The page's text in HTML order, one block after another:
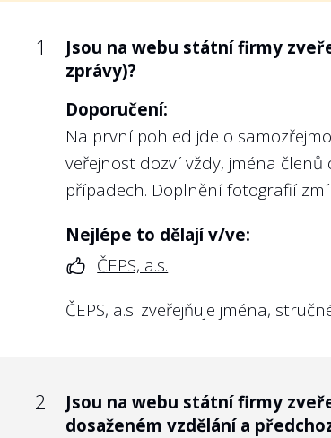
jsou firmě, resp. jejímu
Např. u státních podniků takovou
Kromě toho existenci vlastnické
kterým vláda přijala Zásady
státu včetně státních podniků a
pro účely nastavení politiky
dlouhodobé udržitelnosti
Nejlépe to dělají v/ve:
Vojenských lesích a statcích
2
Je vlastnická politika
1
Jsou na webu státní firmy
zprávy)?
Doporučení:
Na první pohled jde o
veřejnost dozví vždy, jména
případech. Doplnění fotografií
Nejlépe to dělají v/ve:
ČEPS, a.s.
ČEPS, a.s. zveřejňuje jména,
2
Jsou na webu státní firmy
dosaženém vzdělání a